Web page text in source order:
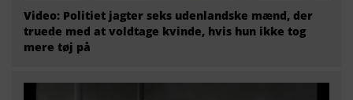
Video: Politiet jagter seks udenlandske mænd, der
truede med at voldtage kvinde, hvis hun ikke tog
mere tøj på